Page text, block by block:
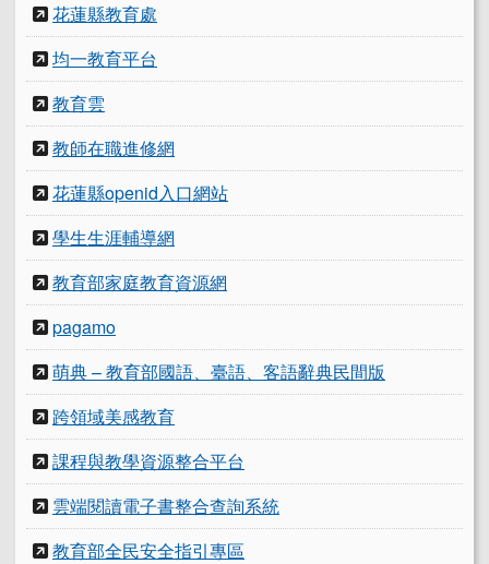
花蓮縣教育處
均一教育平台
教育雲
教師在職進修網
花蓮縣openid入口網站
學生生涯輔導網
教育部家庭教育資源網
pagamo
萌典 – 教育部國語、臺語、客語辭典民間版
跨領域美感教育
課程與教學資源整合平台
雲端閱讀電子書整合查詢系統
教育部全民安全指引專區